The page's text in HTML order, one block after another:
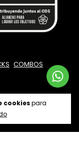
cookiespara
COMBOS